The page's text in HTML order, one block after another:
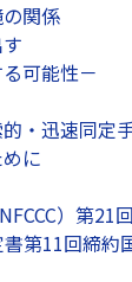
関係
可能性－
・迅速同定
に
）第21
書第11回締約